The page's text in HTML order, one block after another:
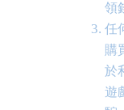
領
任
購
於
遊